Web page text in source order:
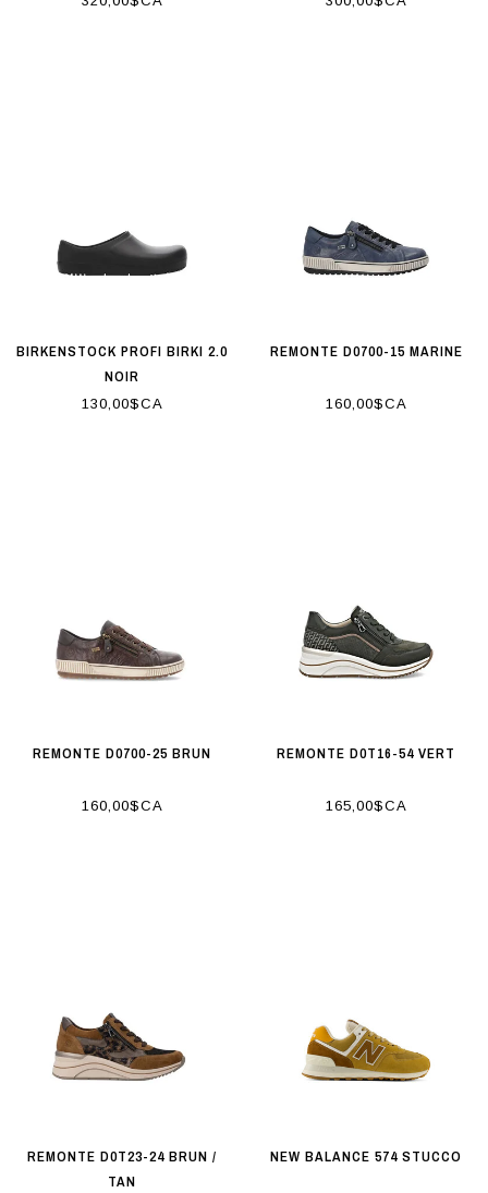
BIRKENSTOCK PROFI BIRKI 2.0
NOIR
130,00$CA
REMONTE D0700-15 MARINE
160,00$CA
REMONTE D0700-25 BRUN
160,00$CA
REMONTE D0T16-54 VERT
165,00$CA
REMONTE D0T23-24 BRUN /
TAN
NEW BALANCE 574 STUCCO